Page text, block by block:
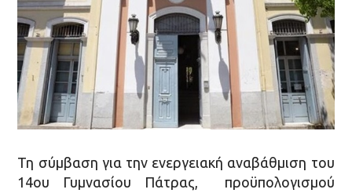
Τη σύμβαση για την ενεργειακή αναβάθμιση του
14ου Γυμνασίου Πάτρας, προϋπολογισμού